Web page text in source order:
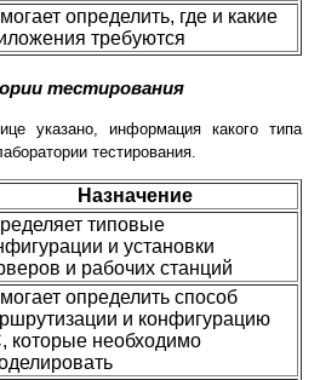
определить, где и какие
требуются
тестирования
указано, информация какого типа
тестирования.
Назначение
типовые
и установки
и рабочих станций
определить способ
и конфигурацию
которые необходимо